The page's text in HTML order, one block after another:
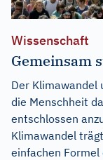
Wissenschaft
Gemeinsam
Der Klimawandel
die Menschheit
entschlossen
Klimawandel
einfachen